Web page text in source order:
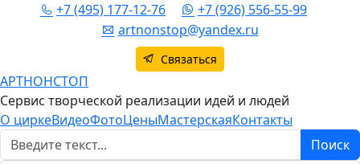
+7 (495) 177-12-76
+7 (926) 556-55-99
artnonstop@yandex.ru
Связаться
АРТНОНСТОП
Сервис творческой реализации идей и людей
О циркеВидеоФотоЦеныМастерскаяКонтакты
Поиск
Поиск